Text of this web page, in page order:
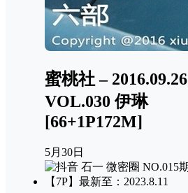
蜜桃社 – 2016.09.26
VOL.030 伊琳
[66+1P172M]
5月30日